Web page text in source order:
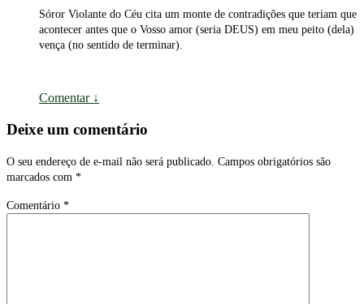
Sóror Violante do Céu cita um monte de contradições que teriam que
acontecer antes que o Vosso amor (seria DEUS) em meu peito (dela)
vença (no sentido de terminar).
Comentar ↓
Deixe um comentário
O seu endereço de e-mail não será publicado. Campos obrigatórios são
marcados com *
Comentário *